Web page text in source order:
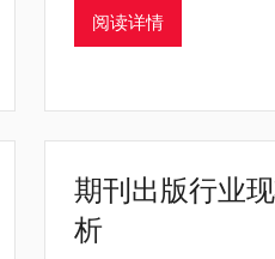
阅读详情
期刊出版行业
析